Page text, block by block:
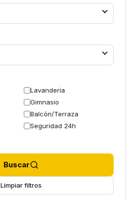
Lavandería
Gimnasio
Balcón/Terraza
Seguridad 24h
Buscar
Limpiar filtros